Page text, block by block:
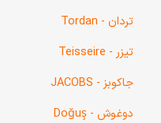
تردان - Tordan
تیزر - Teisseire
جاکوبز - JACOBS
دوغوش - Doğuş